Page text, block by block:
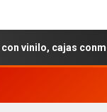
cajas